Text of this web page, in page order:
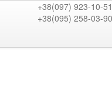
+38(097) 923-10-51
+38(095) 258-03-90